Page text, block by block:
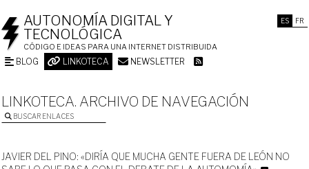
ES FR
AUTONOMÍA DIGITAL Y
TECNOLÓGICA
CÓDIGO E IDEAS PARA UNA INTERNET DISTRIBUIDA
BLOG LINKOTECA NEWSLETTER
LINKOTECA. ARCHIVO DE NAVEGACIÓN
BUSCAR ENLACES
JAVIER DEL PINO: «DIRÍA QUE MUCHA GENTE FUERA DE LEÓN NO